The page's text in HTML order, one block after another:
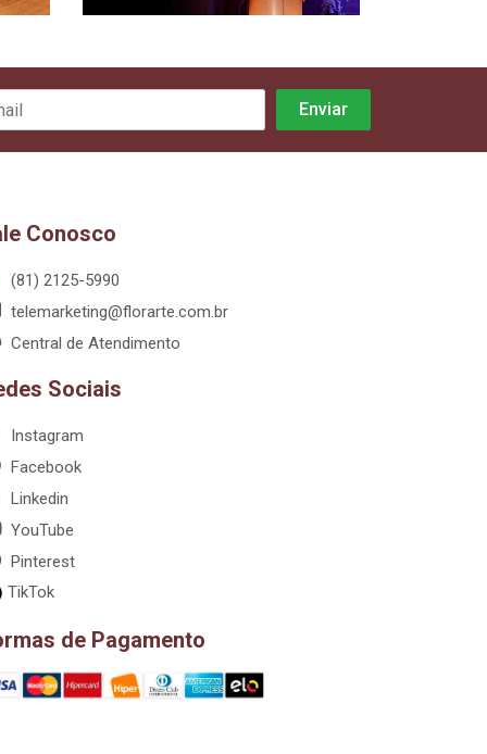
Conosco
(81) 2125-5990
telemarketing@florarte.com.br
Central de Atendimento
Sociais
Instagram
Facebook
Linkedin
YouTube
Pinterest
TikTok
de Pagamento